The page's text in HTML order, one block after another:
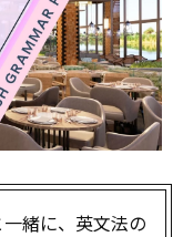
緒に、英文法の